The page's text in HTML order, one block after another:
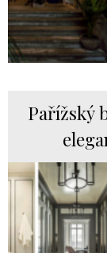
Pařížský